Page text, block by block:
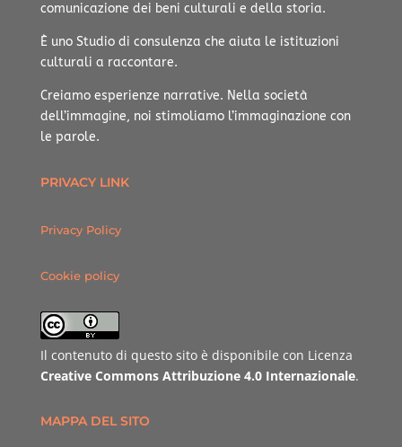
comunicazione dei beni culturali e della storia.
È uno Studio di consulenza che aiuta le istituzioni
culturali a raccontare.
Creiamo esperienze narrative. Nella società
dell’immagine, noi stimoliamo l’immaginazione con
le parole.
PRIVACY LINK
Privacy Policy
Cookie policy
Il contenuto di questo sito è disponibile con Licenza
Creative Commons Attribuzione 4.0 Internazionale.
MAPPA DEL SITO